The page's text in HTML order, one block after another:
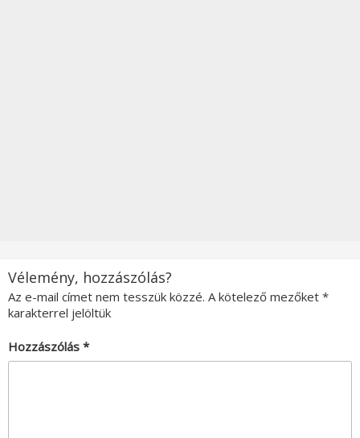
Vélemény, hozzászólás?
Az e-mail címet nem tesszük közzé. A kötelező mezőket *
karakterrel jelöltük
Hozzászólás *